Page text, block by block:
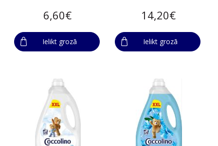
6,60€
Ielikt grozā
14,20€
Ielikt grozā